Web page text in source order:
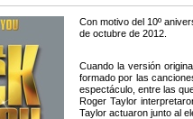
Con motivo del 10º
de octubre de 2012.
Cuando la versión
formado por las
espectáculo, entre las
Roger Taylor
Taylor actuaron junto al